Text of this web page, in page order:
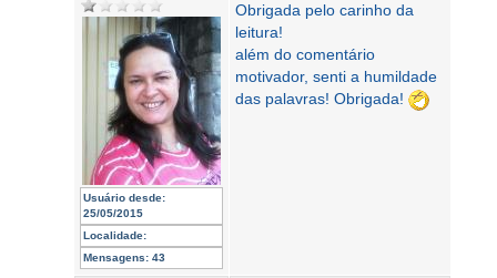
Usuário desde:
25/05/2015
Localidade:
Mensagens: 43
Obrigada pelo carinho da
leitura!
além do comentário
motivador, senti a humildade
das palavras! Obrigada!